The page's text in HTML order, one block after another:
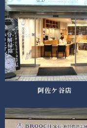
阿佐ケ谷店